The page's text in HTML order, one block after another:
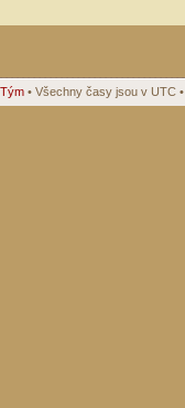
Tým • Všechny časy jsou v UTC •